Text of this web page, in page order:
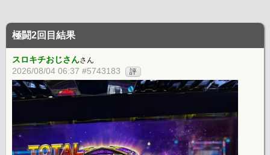
極闘2回目結果
スロキチおじさんさん
2026/08/04 06:37 #5743183 評